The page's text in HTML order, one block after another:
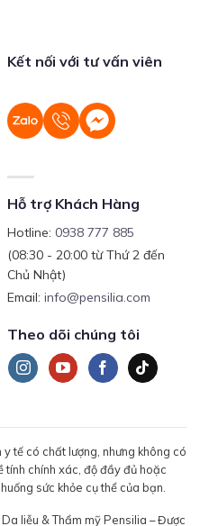
Kết nối với tư vấn viên
Hỗ trợ Khách Hàng
Hotline: 0938 777 885
(08:30 - 20:00 từ Thứ 2 đến
Chủ Nhật)
Email: info@pensilia.com
Theo dõi chúng tôi
tế có chất lượng, nhưng không có
chính xác, độ đầy đủ hoặc
sức khỏe cụ thể của bạn.
liễu & Thẩm mỹ Pensilia – Được